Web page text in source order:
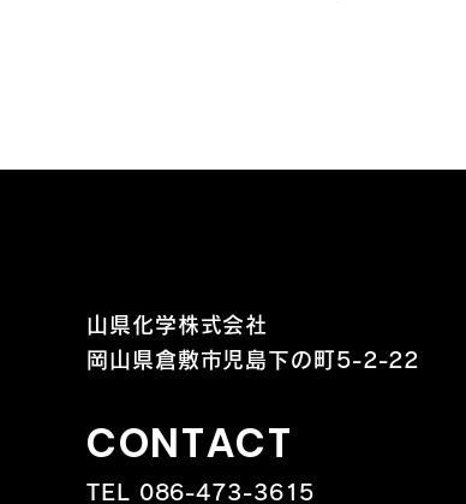
山県化学株式会社
岡山県倉敷市児島下の町5-2-22
CONTACT
TEL 086-473-3615